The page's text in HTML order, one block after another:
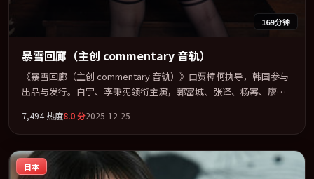
169分钟
暴雪回廊（主创 commentary 音轨）
《暴雪回廊（主创 commentary 音轨）》由贾樟柯执导，韩国参与
出品与发行。白宇、李秉宪领衔主演，郭富城、张译、杨幂、廖凡
情」类型为骨架，在叙事、表演与视听上力求统一。定于 2025-05-
05 在内地院线及主流平台同步亮相，2025 年度话题片中口碑稳健，
适合喜欢强情节与人物弧光的观众完整观看。
7,494热度8.0分2025-12-25
日本